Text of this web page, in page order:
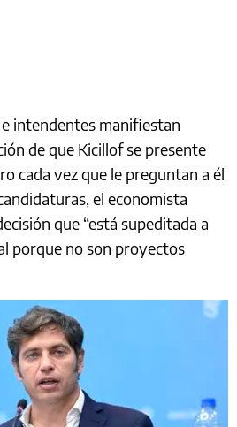
intendentes manifiestan
de que Kicillof se presente
cada vez que le preguntan a él
el economista
que “está supeditada a
porque no son proyectos